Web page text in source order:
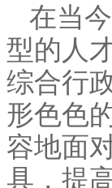
在当
型的人
综合行
形色色
容地面
具，提